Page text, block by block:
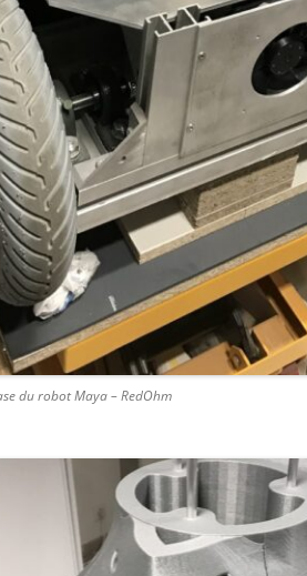
du robot Maya – RedOhm